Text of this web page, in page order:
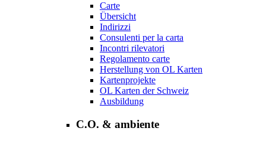
Carte
Übersicht
Indirizzi
Consulenti per la carta
Incontri rilevatori
Regolamento carte
Herstellung von OL Karten
Kartenprojekte
OL Karten der Schweiz
Ausbildung
C.O. & ambiente